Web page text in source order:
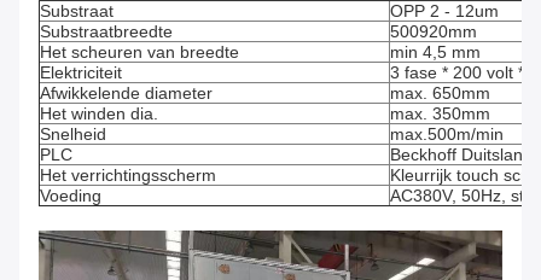
Substraat
OPP 2 - 12um
Substraatbreedte
500920mm
Het scheuren van breedte
min 4,5 mm
Elektriciteit
3 fase * 200 volt
Afwikkelende diameter
max. 650mm
Het winden dia.
max. 350mm
Snelheid
max.500m/min
PLC
Beckhoff Duitsland
Het verrichtingsscherm
Kleurrijk touch
Voeding
AC380V, 50Hz,